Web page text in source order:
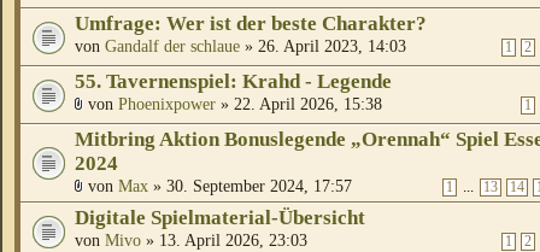
Umfrage: Wer ist der beste Charakter?
1 2
von Gandalf der schlaue » 26. April 2023, 14:03
55. Tavernenspiel: Krahd - Legende
1
von Phoenixpower » 22. April 2026, 15:38
Mitbring Aktion Bonuslegende „Orennah“ Spiel
2024
1 ... 13 14
von Max » 30. September 2024, 17:57
Digitale Spielmaterial-Übersicht
1 2
von Mivo » 13. April 2026, 23:03